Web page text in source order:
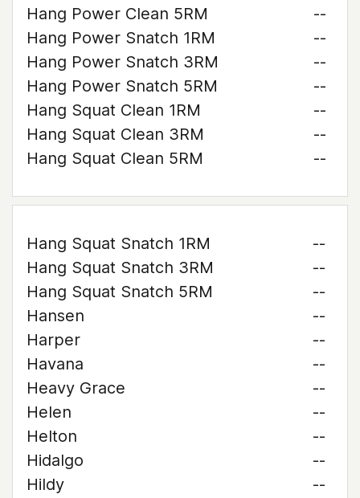
Hang Power Clean 5RM
--
Hang Power Snatch 1RM
--
Hang Power Snatch 3RM
--
Hang Power Snatch 5RM
--
Hang Squat Clean 1RM
--
Hang Squat Clean 3RM
--
Hang Squat Clean 5RM
--
Hang Squat Snatch 1RM
--
Hang Squat Snatch 3RM
--
Hang Squat Snatch 5RM
--
Hansen
--
Harper
--
Havana
--
Heavy Grace
--
Helen
--
Helton
--
Hidalgo
--
Hildy
--